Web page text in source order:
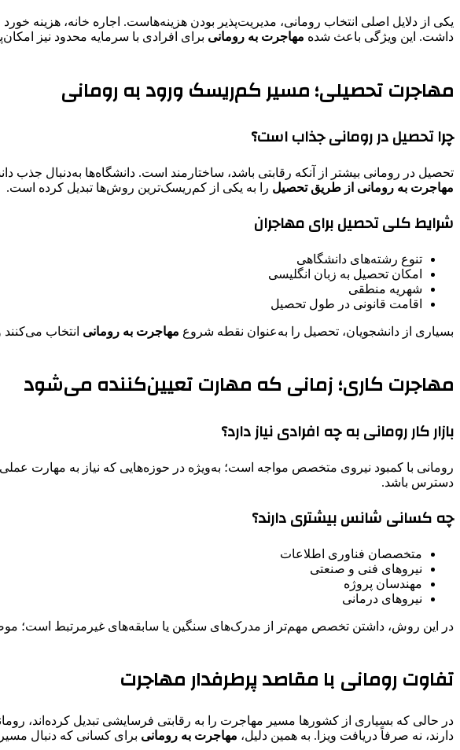
یکی از دلایل اصلی انتخاب رومانی، مدیریت‌پذیر بودن هزینه‌هاست. اجاره خانه،
داشت. این ویژگی باعث شده مهاجرت به رومانی برای افرادی با سرمایه محدود نیز
مهاجرت تحصیلی؛ مسیر کم‌ریسک ورود به رومانی
چرا تحصیل در رومانی جذاب است؟
تحصیل در رومانی بیشتر از آنکه رقابتی باشد، ساختارمند است. دانشگاه‌ها به‌دنبال
مهاجرت به رومانی از طریق تحصیل را به یکی از کم‌ریسک‌ترین روش‌ها تبدیل کرده است.
شرایط کلی تحصیل برای مهاجران
تنوع رشته‌های دانشگاهی
امکان تحصیل به زبان انگلیسی
شهریه منطقی
اقامت قانونی در طول تحصیل
بسیاری از دانشجویان، تحصیل را به‌عنوان نقطه شروع مهاجرت به رومانی انتخاب می‌کنند
مهاجرت کاری؛ زمانی که مهارت تعیین‌کننده می‌شود
بازار کار رومانی به چه افرادی نیاز دارد؟
رومانی با کمبود نیروی متخصص مواجه است؛ به‌ویژه در حوزه‌هایی که نیاز به مهارت
دسترس باشد.
چه کسانی شانس بیشتری دارند؟
متخصصان فناوری اطلاعات
نیروهای فنی و صنعتی
مهندسان پروژه
نیروهای درمانی
در این روش، داشتن تخصص مهم‌تر از مدرک‌های سنگین یا سابقه‌های غیرمرتبط است؛
تفاوت رومانی با مقاصد پرطرفدار مهاجرت
در حالی که بسیاری از کشورها مسیر مهاجرت را به رقابتی فرسایشی تبدیل کرده‌اند،
دارند، نه صرفاً دریافت ویزا. به همین دلیل، مهاجرت به رومانی برای کسانی که دنبال